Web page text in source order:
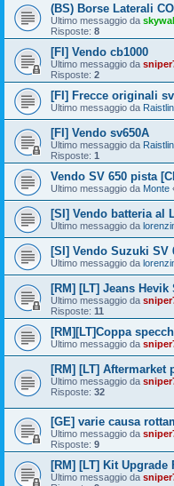
(BS) Borse Laterali
Ultimo messaggio da
Risposte: 8
[FI] Vendo cb1000
Ultimo messaggio da
Risposte: 2
[FI] Frecce originali
Ultimo messaggio da
[FI] Vendo sv650A
Ultimo messaggio da
Risposte: 1
Vendo SV 650 pista
Ultimo messaggio da Monte
[SI] Vendo batteria al
Ultimo messaggio da
[SI] Vendo Suzuki SV
Ultimo messaggio da
[RM] [LT] Jeans
Ultimo messaggio da
Risposte: 11
[RM][LT]Coppa
Ultimo messaggio da
[RM] [LT] Aftermarket
Ultimo messaggio da
Risposte: 32
[GE] varie causa
Ultimo messaggio da
Risposte: 9
[RM] [LT] Kit Upgrade
Ultimo messaggio da